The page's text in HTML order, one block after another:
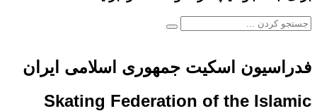
فدراسیون اسکیت جمهوری اسلامی ایران
Skating Federation of the Islamic